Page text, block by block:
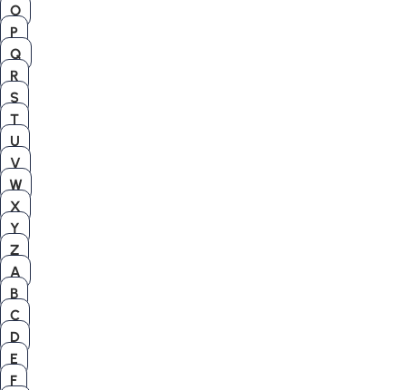
O
P
Q
R
S
T
U
V
W
X
Y
Z
A
B
C
D
E
F